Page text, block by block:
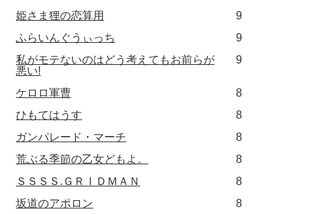
姫さま狸の恋算用
9
ふらいんぐうぃっち
9
私がモテないのはどう考えてもお前らが
悪い!
9
ケロロ軍曹
8
ひもてはうす
8
ガンパレード・マーチ
8
荒ぶる季節の乙女どもよ。
8
ＳＳＳＳ.ＧＲＩＤＭＡＮ
8
坂道のアポロン
8